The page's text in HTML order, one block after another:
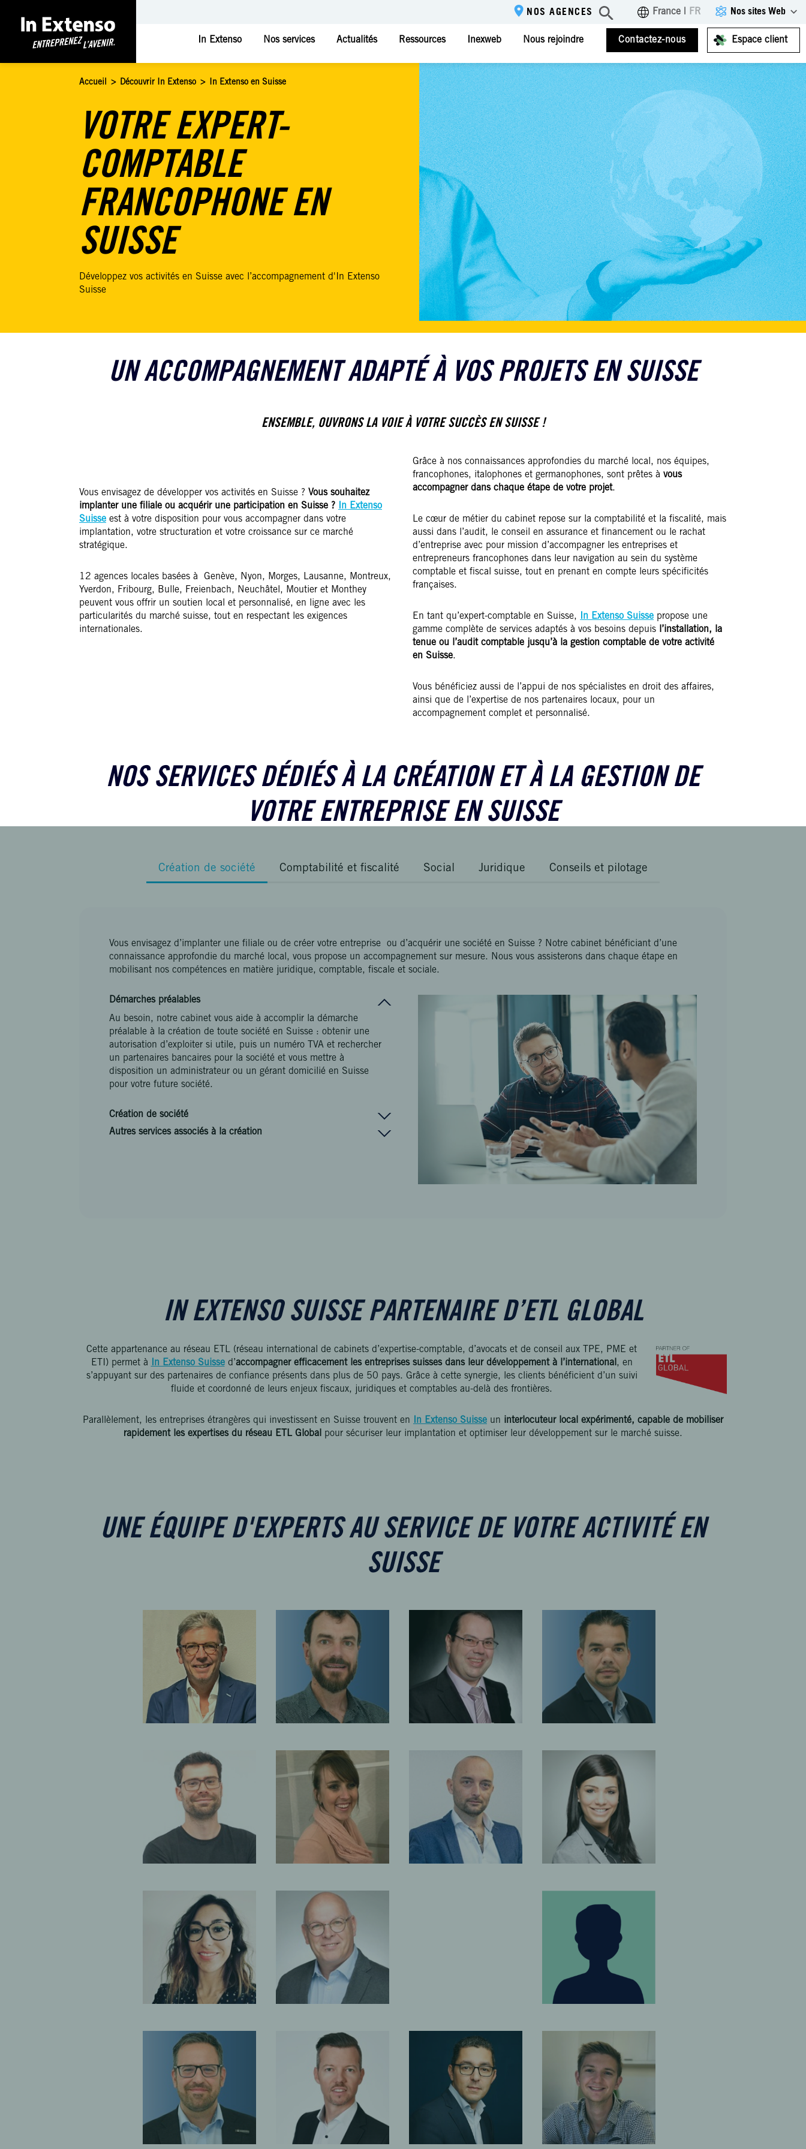
NOS AGENCES France FR Nos sites Web
In Extenso Nos services Actualités Ressources Inexweb Nous rejoindre Contactez-nous Espace client
Accueil > Découvrir In Extenso > In Extenso en Suisse
VOTRE EXPERT-
COMPTABLE
FRANCOPHONE EN
SUISSE
Développez vos activités en Suisse avec l’accompagnement d'In Extenso
Suisse
UN ACCOMPAGNEMENT ADAPTÉ À VOS PROJETS EN SUISSE
ENSEMBLE, OUVRONS LA VOIE À VOTRE SUCCÈS EN SUISSE !
Vous envisagez de développer vos activités en Suisse ? Vous souhaitez
implanter une filiale ou acquérir une participation en Suisse ?
In Extenso
Suisse est à votre disposition pour vous accompagner dans votre
implantation, votre structuration et votre croissance sur ce marché
stratégique.
12 agences locales basées à Genève, Nyon, Morges, Lausanne, Montreux,
Yverdon, Fribourg, Bulle, Freienbach, Neuchâtel, Moutier et Monthey
peuvent vous offrir un soutien local et personnalisé, en ligne avec les
particularités du marché suisse, tout en respectant les exigences
internationales.
Grâce à nos connaissances approfondies du marché local, nos équipes,
francophones, italophones et germanophones, sont prêtes àvous
accompagner dans chaque étape de votre projet.
Le cœur de métier du cabinet repose sur la comptabilité et la fiscalité, mais
aussi dans l’audit, le conseil en assurance et financement ou le rachat
d’entreprise avec pour mission d’accompagner les entreprises et
entrepreneurs francophones dans leur navigation au sein du système
comptable et fiscal suisse, tout en prenant en compte leurs spécificités
françaises.
En tant qu’expert-comptable en Suisse, In Extenso Suisse propose une
gamme complète de services adaptés à vos besoins depuis
l’installation, la
tenue ou l’audit comptable jusqu’à la gestion comptable de votre activité
en Suisse.
Vous bénéficiez aussi de l’appui de nos spécialistes en droit des affaires,
ainsi que de l’expertise de nos partenaires locaux, pour un
accompagnement complet et personnalisé.
NOS SERVICES DÉDIÉS À LA CRÉATION ET À LA GESTION DE
VOTRE ENTREPRISE EN SUISSE
Création de société Comptabilité et fiscalité Social Juridique Conseils et pilotage
Vous envisagez d’implanter une filiale ou de créer votre entreprise ou d’acquérir une société en Suisse ? Notre cabinet bénéficiant d’une
connaissance approfondie du marché local, vous propose un accompagnement sur mesure. Nous vous assisterons dans chaque étape en
mobilisant nos compétences en matière juridique, comptable, fiscale et sociale.
Démarches préalables
Au besoin, notre cabinet vous aide à accomplir la démarche
préalable à la création de toute société en Suisse : obtenir une
autorisation d’exploiter si utile, puis un numéro TVA et rechercher
un partenaires bancaires pour la société et vous mettre à
disposition un administrateur ou un gérant domicilié en Suisse
pour votre future société.
Création de société
Autres services associés à la création
IN EXTENSO SUISSE PARTENAIRE D’ETL GLOBAL
Cette appartenance au réseau ETL (réseau international de cabinets d’expertise-comptable, d’avocats et de conseil aux TPE, PME et
ETI) permet à
In Extenso Suissed’accompagner efficacement les entreprises suisses dans leur développement à l’international , en
s’appuyant sur des partenaires de confiance présents dans plus de 50 pays. Grâce à cette synergie, les clients bénéficient d’un suivi
fluide et coordonné de leurs enjeux fiscaux, juridiques et comptables au-delà des frontières.
Parallèlement, les entreprises étrangères qui investissent en Suisse trouvent en In Extenso Suisse un interlocuteur local expérimenté, capable de mobiliser
rapidement les expertises du réseau ETL Global
pour sécuriser leur implantation et optimiser leur développement sur le marché suisse.
UNE ÉQUIPE D'EXPERTS AU SERVICE DE VOTRE ACTIVITÉ EN
SUISSE
direction Groupe
direction Groupe
FABRICE CAILLET-BOIS
direction Groupe et du
bureau de Monthey
de Lausanne
direction du bureau
de Fribourg
direction du bureau
PIERRE-ALAIN
CLÉMENT
Membre de la
direction du bureau
de Fribourg
direction du bureau
d'Yverdon-les-Bains
direction de GF Audit
LUDOVIC ADRIEN